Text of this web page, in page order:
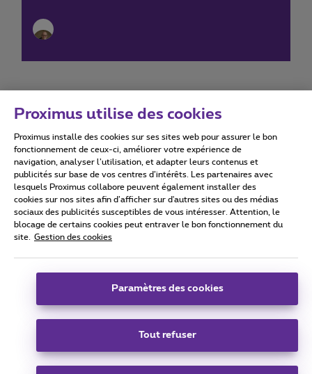
Conditions d'utilisation Accessibility statement
Tous droits réservés. © 2026 Proximus
Conditions générales, info consommateur
Coordonnées de l’entreprise
Boulevard du Roi Albert II 27 - B-1030 Bruxelles.
Carrier & Wholesale Solutions
Proximus utilise des cookies
Proximus installe des cookies sur ses sites web pour assurer le bon
fonctionnement de ceux-ci, améliorer votre expérience de
navigation, analyser l’utilisation, et adapter leurs contenus et
publicités sur base de vos centres d’intérêts. Les partenaires avec
lesquels Proximus collabore peuvent également installer des
cookies sur nos sites afin d’afficher sur d'autres sites ou des médias
sociaux des publicités susceptibles de vous intéresser. Attention, le
blocage de certains cookies peut entraver le bon fonctionnement du
site.
Gestion des cookies
Paramètres des cookies
Tout refuser